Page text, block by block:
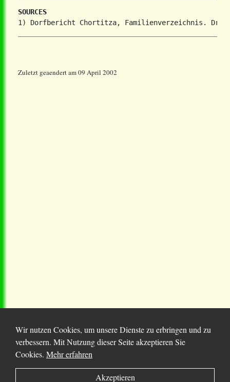
SOURCES
Zuletzt geaendert am 09 April 2002
© 2025 Chortitza.org | Supported byD. F. Plett
Wir nutzen Cookies, um unsere Dienste zu erbringen und zu
verbessern. Mit Nutzung dieser Seite akzeptieren Sie
Cookies. Mehr erfahren
Akzeptieren